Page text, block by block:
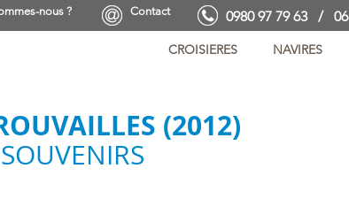
nous ? Contact 0980 97 79 63 / 06
CROISIERES NAVIRES
(2012)